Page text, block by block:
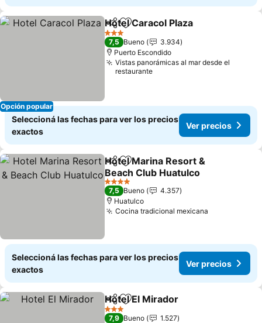
Opción popular
CompartirAñadir a favoritos
Hotel Caracol Plaza
3 Estrellas
7,5 Bueno
3.934
Puerto Escondido
Vistas panorámicas al mar desde el
restaurante
Seleccioná las fechas para ver los precios
exactos
Ver precios
CompartirAñadir a favoritos
Hotel Marina Resort &
Beach Club Huatulco
4 Estrellas
7,5 Bueno
4.357
Huatulco
Cocina tradicional mexicana
Seleccioná las fechas para ver los precios
exactos
Ver precios
CompartirAñadir a favoritos
Hotel El Mirador
3 Estrellas
7,9 Bueno
1.527